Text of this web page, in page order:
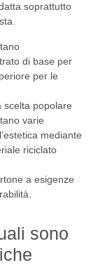
soprattutto
di base per
per le
scelta popolare
varie
mediante
riciclato
a esigenze
sono